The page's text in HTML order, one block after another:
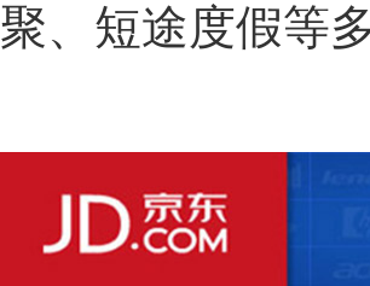
聚、短途度假等